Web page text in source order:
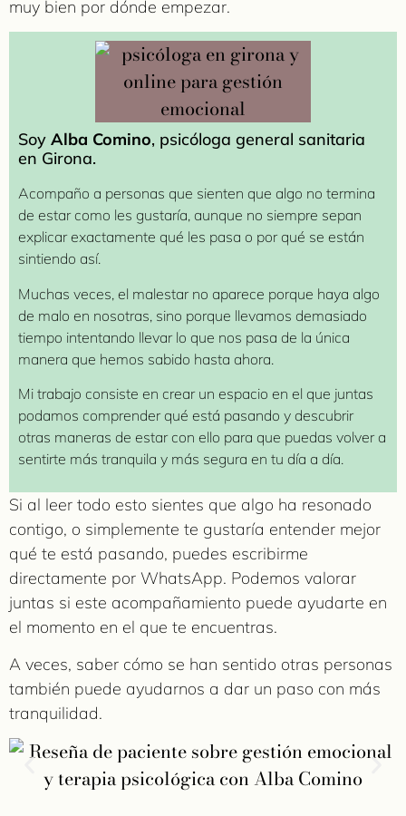
muy bien por dónde empezar.
Soy Alba Comino, psicóloga general sanitaria
en Girona.
Acompaño a personas que sienten que algo no termina
de estar como les gustaría, aunque no siempre sepan
explicar exactamente qué les pasa o por qué se están
sintiendo así.
Muchas veces, el malestar no aparece porque haya algo
de malo en nosotras, sino porque llevamos demasiado
tiempo intentando llevar lo que nos pasa de la única
manera que hemos sabido hasta ahora.
Mi trabajo consiste en crear un espacio en el que juntas
podamos comprender qué está pasando y descubrir
otras maneras de estar con ello para que puedas volver a
sentirte más tranquila y más segura en tu día a día.
Si al leer todo esto sientes que algo ha resonado
contigo, o simplemente te gustaría entender mejor
qué te está pasando, puedes escribirme
directamente por WhatsApp. Podemos valorar
juntas si este acompañamiento puede ayudarte en
el momento en el que te encuentras.
A veces, saber cómo se han sentido otras personas
también puede ayudarnos a dar un paso con más
tranquilidad.